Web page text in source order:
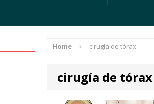
Home cirugía de tórax
cirugía de tórax